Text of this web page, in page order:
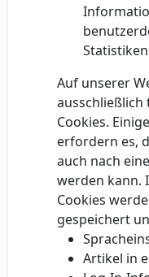
Auf unserer
ausschließlich
Cookies.
erfordern es,
auch nach
werden kann.
Cookies
gespeichert
Artikel in